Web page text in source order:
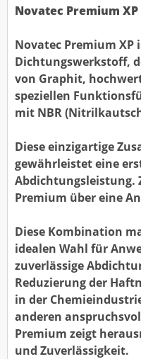
Novatec Premium XP
Novatec Premium
Dichtungswerkstoff,
von Graphit,
speziellen
mit NBR
Diese einzigartige
gewährleistet eine
Abdichtungsleistung.
Premium über eine
Diese Kombination
idealen Wahl für
zuverlässige
Reduzierung der
in der
anderen
Premium zeigt
und Zuverlässigkeit.